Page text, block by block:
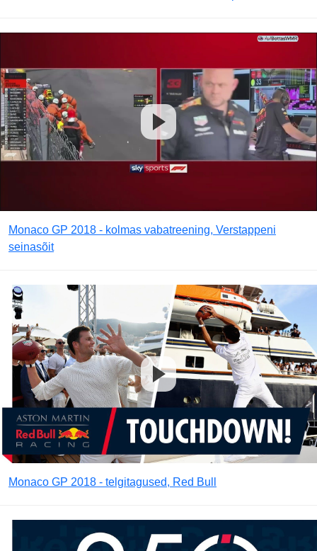
Monaco GP 2018 - kolmas vabatreening, Verstappeni
seinasõit
Monaco GP 2018 - telgitagused, Red Bull